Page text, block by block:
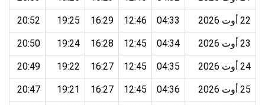
22 أوت 2026 04:33
12:46
16:29
19:25
20:52
23 أوت 2026 04:34
12:45
16:28
19:24
20:50
24 أوت 2026 04:35
12:45
16:27
19:22
20:49
25 أوت 2026 04:36
12:45
16:27
19:21
20:47